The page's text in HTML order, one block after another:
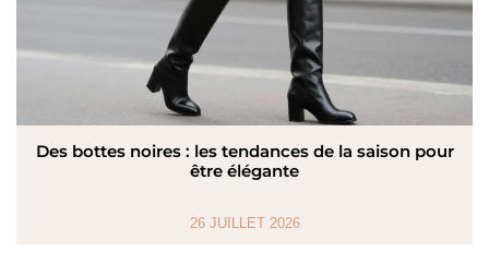
Des bottes noires : les tendances de la saison pour
être élégante
26 JUILLET 2026